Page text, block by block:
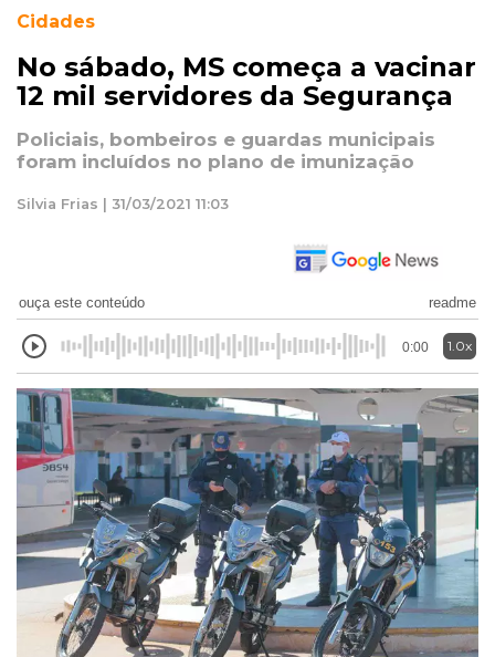
Cidades
No sábado, MS começa a vacinar
12 mil servidores da Segurança
Policiais, bombeiros e guardas municipais
foram incluídos no plano de imunização
Silvia Frias | 31/03/2021 11:03
ouça este conteúdo readme
0:00 1.0x